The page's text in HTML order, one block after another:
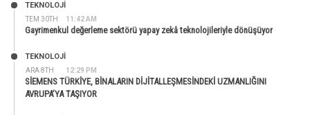
TEM 30TH 11:42 AM
TEKNOLOJİ
Gayrimenkul değerleme sektörü yapay zekâ teknolojileriyle dönüşüyor
ARA 8TH 12:29 PM
TEKNOLOJİ
SİEMENS TÜRKİYE, BİNALARIN DİJİTALLEŞMESİNDEKİ UZMANLIĞINI
AVRUPA’YA TAŞIYOR